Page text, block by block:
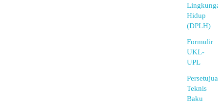
Hidup
(DPLH)
Formulir
UKL-
UPL
Teknis
Baku